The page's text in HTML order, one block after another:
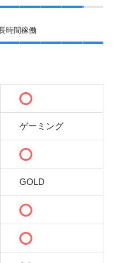
時間稼働
ゲーミング
GOLD